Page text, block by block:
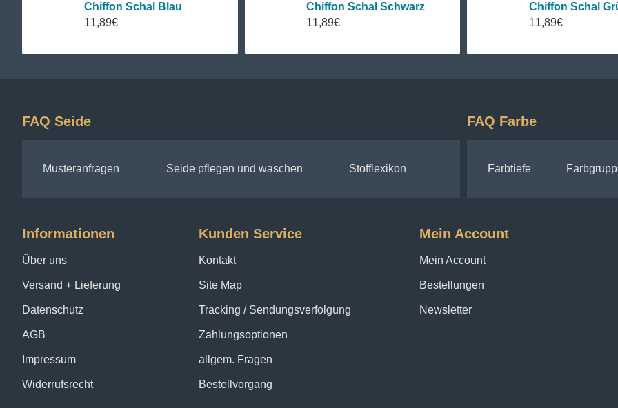
Chiffon Schal Blau
11,89€
Chiffon Schal Schwarz
11,89€
Chiffon Schal
11,89€
FAQ Seide
Musteranfragen Seide pflegen und waschen Stofflexikon
FAQ Farbe
Farbtiefe
Informationen
Über uns
Versand + Lieferung
Datenschutz
AGB
Impressum
Widerrufsrecht
Kunden Service
Kontakt
Site Map
Tracking / Sendungsverfolgung
Zahlungsoptionen
allgem. Fragen
Bestellvorgang
Mein Account
Mein Account
Bestellungen
Newsletter